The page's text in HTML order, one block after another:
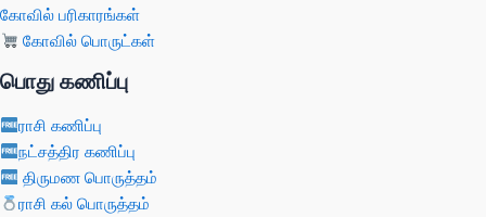
கோவில் பரிகாரங்கள்
கோவில் பொருட்கள்
பொது கணிப்பு
ராசி கணிப்பு
நட்சத்திர கணிப்பு
திருமண பொருத்தம்
ராசி கல் பொருத்தம்